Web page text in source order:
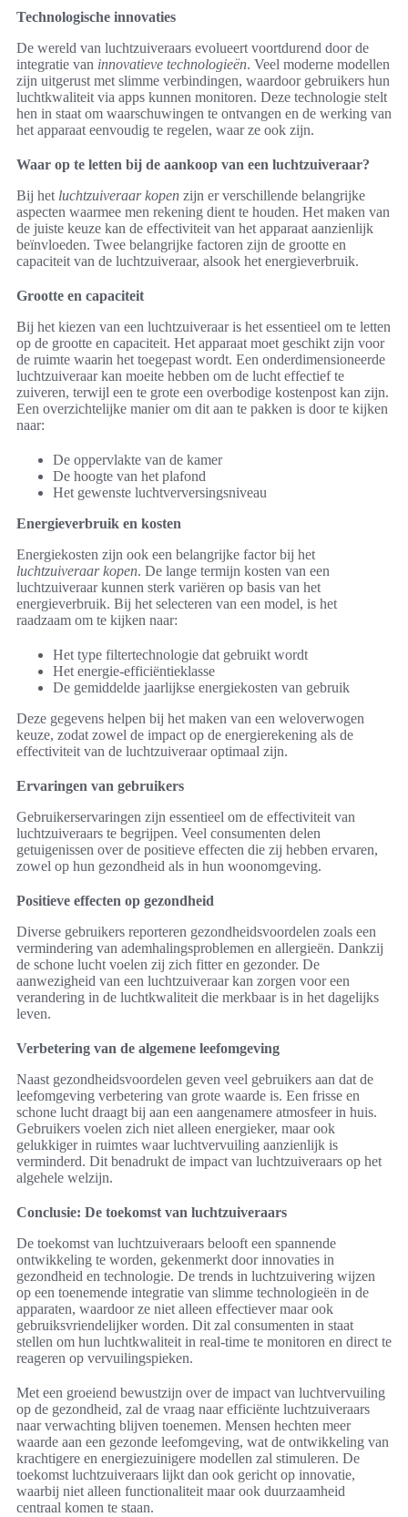
Technologische innovaties
De wereld van luchtzuiveraars evolueert voortdurend door de
integratie van innovatieve technologieën. Veel moderne modellen
zijn uitgerust met slimme verbindingen, waardoor gebruikers hun
luchtkwaliteit via apps kunnen monitoren. Deze technologie stelt
hen in staat om waarschuwingen te ontvangen en de werking van
het apparaat eenvoudig te regelen, waar ze ook zijn.
Waar op te letten bij de aankoop van een luchtzuiveraar?
Bij het luchtzuiveraar kopen zijn er verschillende belangrijke
aspecten waarmee men rekening dient te houden. Het maken van
de juiste keuze kan de effectiviteit van het apparaat aanzienlijk
beïnvloeden. Twee belangrijke factoren zijn de grootte en
capaciteit van de luchtzuiveraar, alsook het energieverbruik.
Grootte en capaciteit
Bij het kiezen van een luchtzuiveraar is het essentieel om te letten
op de grootte en capaciteit. Het apparaat moet geschikt zijn voor
de ruimte waarin het toegepast wordt. Een onderdimensioneerde
luchtzuiveraar kan moeite hebben om de lucht effectief te
zuiveren, terwijl een te grote een overbodige kostenpost kan zijn.
Een overzichtelijke manier om dit aan te pakken is door te kijken
naar:
De oppervlakte van de kamer
De hoogte van het plafond
Het gewenste luchtverversingsniveau
Energieverbruik en kosten
Energiekosten zijn ook een belangrijke factor bij het
luchtzuiveraar kopen. De lange termijn kosten van een
luchtzuiveraar kunnen sterk variëren op basis van het
energieverbruik. Bij het selecteren van een model, is het
raadzaam om te kijken naar:
Het type filtertechnologie dat gebruikt wordt
Het energie-efficiëntieklasse
De gemiddelde jaarlijkse energiekosten van gebruik
Deze gegevens helpen bij het maken van een weloverwogen
keuze, zodat zowel de impact op de energierekening als de
effectiviteit van de luchtzuiveraar optimaal zijn.
Ervaringen van gebruikers
Gebruikerservaringen zijn essentieel om de effectiviteit van
luchtzuiveraars te begrijpen. Veel consumenten delen
getuigenissen over de positieve effecten die zij hebben ervaren,
zowel op hun gezondheid als in hun woonomgeving.
Positieve effecten op gezondheid
Diverse gebruikers reporteren gezondheidsvoordelen zoals een
vermindering van ademhalingsproblemen en allergieën. Dankzij
de schone lucht voelen zij zich fitter en gezonder. De
aanwezigheid van een luchtzuiveraar kan zorgen voor een
verandering in de luchtkwaliteit die merkbaar is in het dagelijks
leven.
Verbetering van de algemene leefomgeving
Naast gezondheidsvoordelen geven veel gebruikers aan dat de
leefomgeving verbetering van grote waarde is. Een frisse en
schone lucht draagt bij aan een aangenamere atmosfeer in huis.
Gebruikers voelen zich niet alleen energieker, maar ook
gelukkiger in ruimtes waar luchtvervuiling aanzienlijk is
verminderd. Dit benadrukt de impact van luchtzuiveraars op het
algehele welzijn.
Conclusie: De toekomst van luchtzuiveraars
De toekomst van luchtzuiveraars belooft een spannende
ontwikkeling te worden, gekenmerkt door innovaties in
gezondheid en technologie. De trends in luchtzuivering wijzen
op een toenemende integratie van slimme technologieën in de
apparaten, waardoor ze niet alleen effectiever maar ook
gebruiksvriendelijker worden. Dit zal consumenten in staat
stellen om hun luchtkwaliteit in real-time te monitoren en direct te
reageren op vervuilingspieken.
Met een groeiend bewustzijn over de impact van luchtvervuiling
op de gezondheid, zal de vraag naar efficiënte luchtzuiveraars
naar verwachting blijven toenemen. Mensen hechten meer
waarde aan een gezonde leefomgeving, wat de ontwikkeling van
krachtigere en energiezuinigere modellen zal stimuleren. De
toekomst luchtzuiveraars lijkt dan ook gericht op innovatie,
waarbij niet alleen functionaliteit maar ook duurzaamheid
centraal komen te staan.